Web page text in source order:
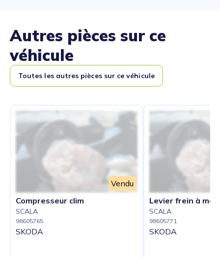
Autres pièces sur ce
véhicule
Toutes les autres pièces sur ce véhicule
Vendu
Compresseur clim
SCALA
98605765
SKODA
Levier frein à
SCALA
98605771
SKODA